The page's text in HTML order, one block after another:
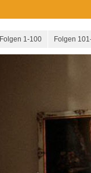
Folgen 1-100 Folgen